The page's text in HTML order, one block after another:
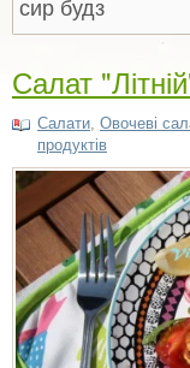
Салат
Салати, Овочеві
продуктів